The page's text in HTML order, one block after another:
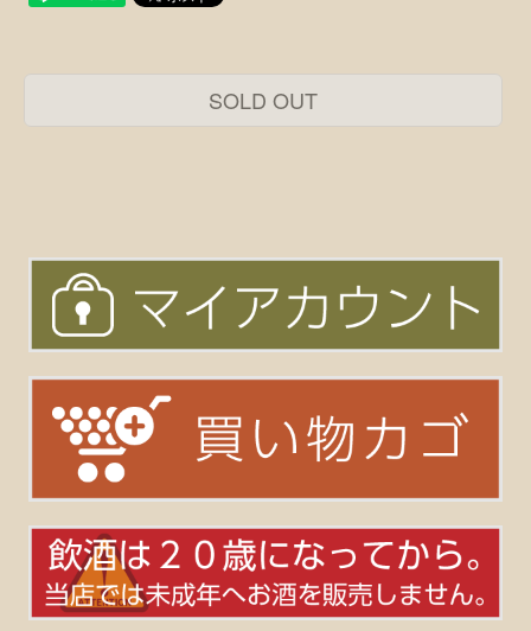
SOLD OUT